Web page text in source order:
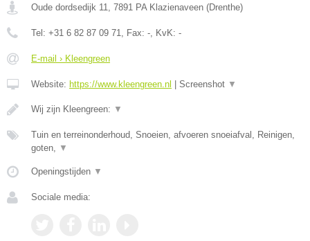
Oude dordsedijk 11, 7891 PA Klazienaveen (Drenthe)
Tel: +31 6 82 87 09 71, Fax: -, KvK: -
E-mail › Kleengreen
Website: https://www.kleengreen.nl Screenshot ▼
Wij zijn Kleengreen: ▼
Tuin en terreinonderhoud, Snoeien, afvoeren snoeiafval, Reinigen,
goten, ▼
Openingstijden ▼
Sociale media: